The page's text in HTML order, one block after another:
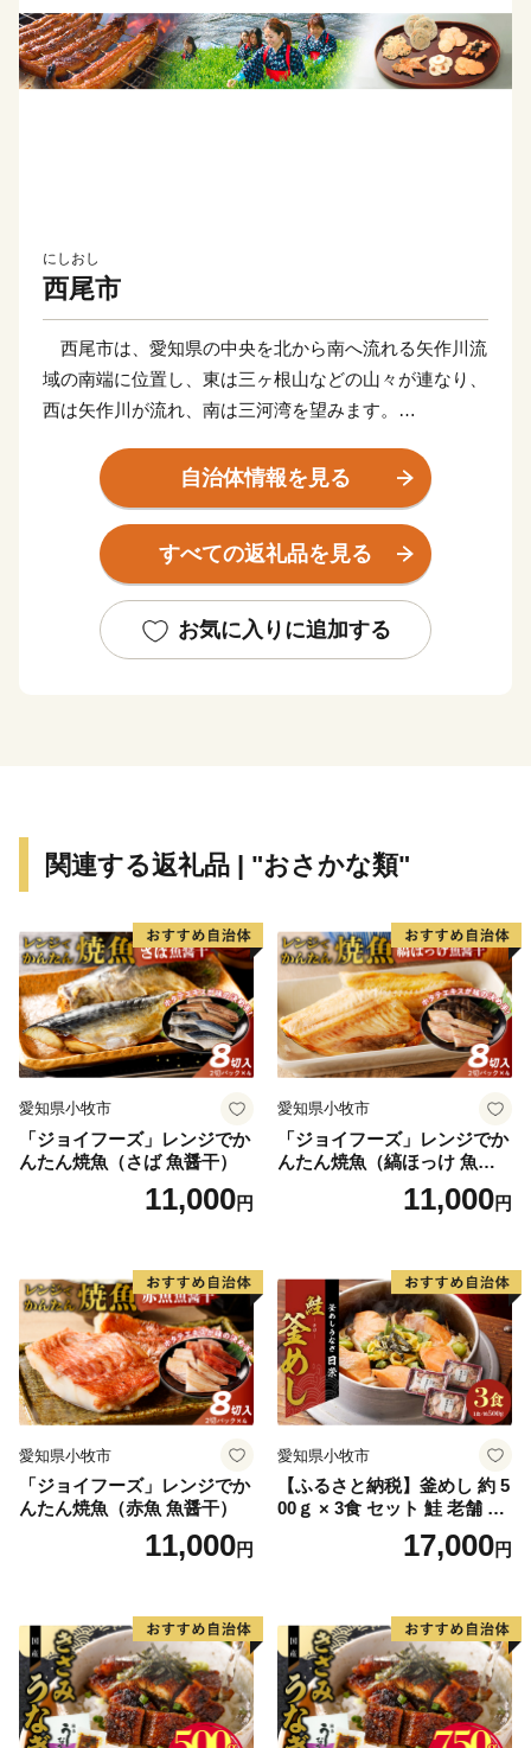
にしおし
西尾市
西尾市は、愛知県の中央を北から南へ流れる矢作川流
域の南端に位置し、東は三ヶ根山などの山々が連なり、
西は矢作川が流れ、南は三河湾を望みます。
条城」は、この地域の拠点として発展を続け、「西尾
城」と改称された江戸時代に城下町が形成されました。
明和元年（1764年）、大給松平家の居城となると、六
万石城下町として商業がさらに賑わいを見せるようにな
れています。
そのような歴史を有する西尾市は、市制を施行した昭
なった西尾市は、農水産物の生産も盛んで、農業、工
特に「一色産うなぎ」、「西尾の抹茶」、「三河一色
えびせんべい」は特許庁の地域団体商標（地域ブラン
ド）にも認定されている全国に誇る三大ブランドです。
また、市内には歴史的な史跡や名所が点在し、伝統的
な祭りや民俗芸能も多く伝えられているほか、海・山・
い、心豊かに暮らせるまち」それが六万石城下町・西尾
です。
【お問い合わせ先】
一般社団法人西尾市観光協会
※西尾市は、返礼品に関する事務を外部委託していま
す。
TEL：0563-57-7882
Mail：furusato@katch.ne.jp
■ ワンストップ特例に関する問い合わせ
愛知県西尾市ふるさと納税ワンストップ受付センター
（シフトプラス株式会社）
※西尾市は、ワンストップ特例申請受付業務を外部委託
TEL：050-3114-2837
Mail：support@nishio.furusato-lg.jp
■ その他に関する問い合わせ
西尾市総合政策部秘書政策課
自治体情報を見る
すべての返礼品を見る
お気に入りに追加する
関連する返礼品 | "おさかな類"
愛知県小牧市
「ジョイフーズ」レンジでか
んたん焼魚（さば 魚醤干）
11,000円
愛知県小牧市
「ジョイフーズ」レンジでか
んたん焼魚（縞ほっけ 魚醤
11,000円
愛知県小牧市
「ジョイフーズ」レンジでか
んたん焼魚（赤魚 魚醤干）
11,000円
愛知県小牧市
【ふるさと納税】釜めし 約 5
00ｇ × 3食 セット 鮭 老舗 急
速冷凍 レンチン 時短 簡単調
理 食品 加工品 海鮮 手作り
り寄せグルメ 愛知県 小牧市
送料無料
17,000円